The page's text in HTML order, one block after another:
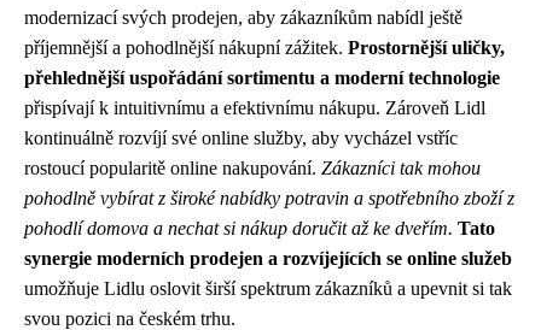
modernizací svých prodejen, aby zákazníkům nabídl ještě
příjemnější a pohodlnější nákupní zážitek. Prostornější uličky,
přehlednější uspořádání sortimentu a moderní technologie
přispívají k intuitivnímu a efektivnímu nákupu. Zároveň Lidl
kontinuálně rozvíjí své online služby, aby vycházel vstříc
rostoucí popularitě online nakupování. Zákazníci tak mohou
pohodlně vybírat z široké nabídky potravin a spotřebního zboží z
pohodlí domova a nechat si nákup doručit až ke dveřím. Tato
synergie moderních prodejen a rozvíjejících se online služeb
umožňuje Lidlu oslovit širší spektrum zákazníků a upevnit si tak
svou pozici na českém trhu.